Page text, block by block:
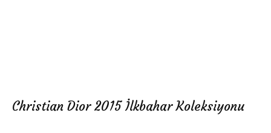
Christian Dior 2015 İlkbahar Koleksiyonu